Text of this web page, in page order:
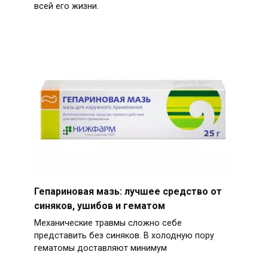
всей его жизни.
Гепариновая мазь: лучшее средство от
синяков, ушибов и гематом
Механические травмы сложно себе
представить без синяков. В холодную пору
гематомы доставляют минимум